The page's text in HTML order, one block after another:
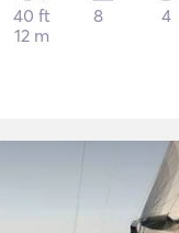
40 ft
12 m
8 4